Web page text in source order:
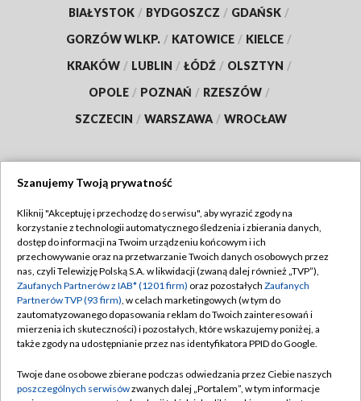
BIAŁYSTOK / BYDGOSZCZ / GDAŃSK /
GORZÓW WLKP. / KATOWICE / KIELCE /
KRAKÓW / LUBLIN / ŁÓDŹ / OLSZTYN /
OPOLE / POZNAŃ / RZESZÓW /
SZCZECIN / WARSZAWA / WROCŁAW
TVP
Abonament TVP
Emisja w TVP
Centrum informacji TVP
Naziemna Telewizja Cyfrowa
Rada Programowa
Regulamin TVP
Polityka prywatności
Moje zgody
Pomoc
Kontakt
Szanujemy Twoją prywatność
Kliknij "Akceptuję i przechodzę do serwisu", aby wyrazić zgody na
korzystanie z technologii automatycznego śledzenia i zbierania danych,
dostęp do informacji na Twoim urządzeniu końcowym i ich
przechowywanie oraz na przetwarzanie Twoich danych osobowych przez
nas, czyli Telewizję Polską S.A. w likwidacji (zwaną dalej również „TVP”),
Zaufanych Partnerów z IAB* (1201 firm) oraz pozostałych Zaufanych
Partnerów TVP (93 firm), w celach marketingowych (w tym do
zautomatyzowanego dopasowania reklam do Twoich zainteresowań i
mierzenia ich skuteczności) i pozostałych, które wskazujemy poniżej, a
także zgody na udostępnianie przez nas identyfikatora PPID do Google.
Twoje dane osobowe zbierane podczas odwiedzania przez Ciebie naszych
poszczególnych serwisówzwanych dalej „Portalem”, w tym informacje